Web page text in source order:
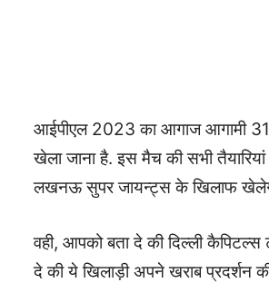
आईपीएल 2023 का आगाज आगामी 31
खेला जाना है. इस मैच की सभी
लखनऊ सुपर जायन्ट्स के खिलाफ
वही, आपको बता दे की दिल्ली
दे की ये खिलाड़ी अपने खराब प्रदर्शन